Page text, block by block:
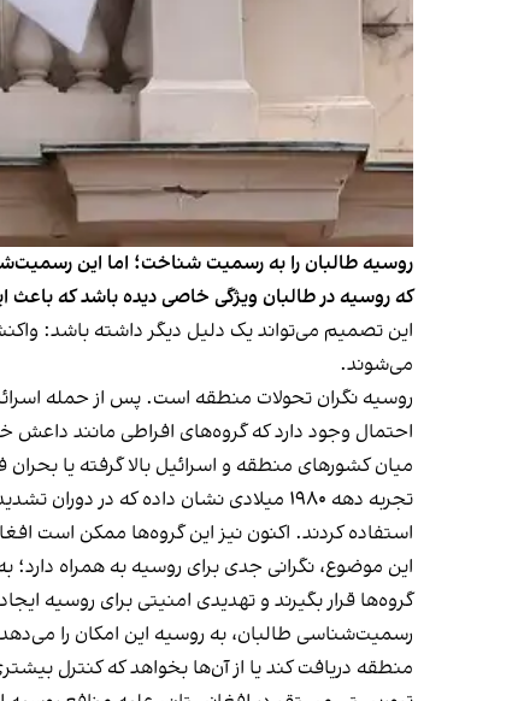
روسیه طالبان را به رسمیت شناخت؛ اما این
که روسیه در طالبان ویژگی خاصی دیده باشد که باعث
این تصمیم می‌تواند یک دلیل دیگر داشته باشد:
می‌شوند.
روسیه نگران تحولات منطقه است. پس از حمله
احتمال وجود دارد که گروه‌های افراطی مانند داعش
میان کشورهای منطقه و اسرائیل بالا گرفته یا
تجربه دهه ۱۹۸۰ میلادی نشان داده که
استفاده کردند. اکنون نیز این گروه‌ها ممکن است
این موضوع، نگرانی جدی برای روسیه به همراه
گروه‌ها قرار بگیرند و تهدیدی امنیتی برای روسیه
رسمیت‌شناسی طالبان، به روسیه این امکان را می‌دهد
منطقه دریافت کند یا از آن‌ها بخواهد که کنترل